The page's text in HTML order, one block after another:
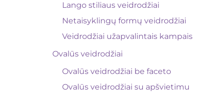
Lango stiliaus veidrodžiai
Netaisyklingų formų veidrodžiai
Veidrodžiai užapvalintais kampais
Ovalūs veidrodžiai
Ovalūs veidrodžiai be faceto
Ovalūs veidrodžiai su apšvietimu